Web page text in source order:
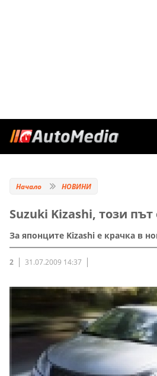
Начало НОВИНИ
Suzuki Kizashi, този
За японците Kizashi е крачка в
2 31.07.2009 14:37